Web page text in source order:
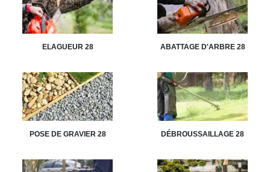
ELAGUEUR 28 ABATTAGE D'ARBRE 28
POSE DE GRAVIER 28 DÉBROUSSAILLAGE 28